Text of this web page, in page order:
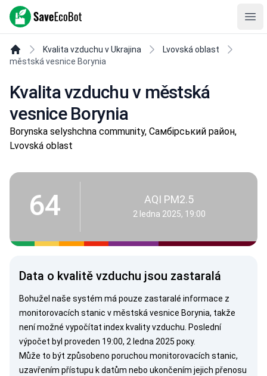
SaveEcoBot
Kvalita vzduchu v Ukrajina
Lvovská oblast
městská vesnice Borynia
Kvalita vzduchu v městská
vesnice Borynia
Borynska selyshchna community, Самбірський район,
Lvovská oblast
64 AQI PM2.5
2 ledna 2025, 19:00
Data o kvalitě vzduchu jsou zastaralá
Bohužel naše systém má pouze zastaralé informace z
monitorovacích stanic v městská vesnice Borynia, takže
není možné vypočítat index kvality vzduchu. Poslední
výpočet byl proveden 19:00, 2 ledna 2025 року.
Může to být způsobeno poruchou monitorovacích stanic,
uzavřením přístupu k datům nebo ukončením jejich přenosu